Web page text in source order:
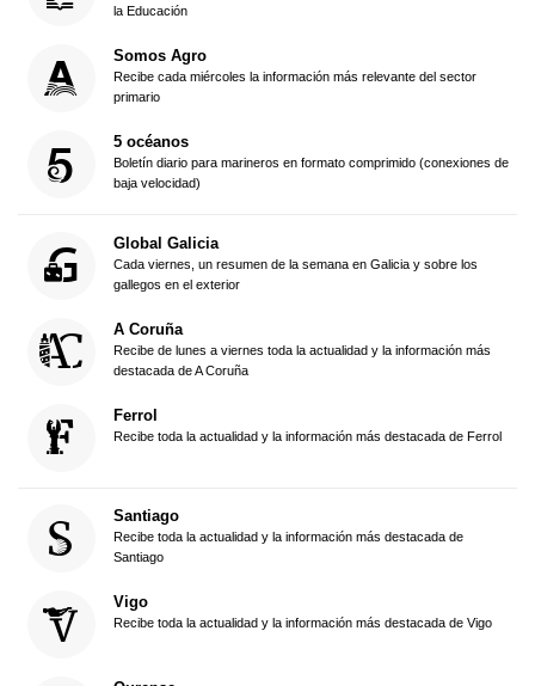
la Educación
Somos Agro
Recibe cada miércoles la información más relevante del sector
primario
5 océanos
Boletín diario para marineros en formato comprimido (conexiones de
baja velocidad)
Global Galicia
Cada viernes, un resumen de la semana en Galicia y sobre los
gallegos en el exterior
A Coruña
Recibe de lunes a viernes toda la actualidad y la información más
destacada de A Coruña
Ferrol
Recibe toda la actualidad y la información más destacada de Ferrol
Santiago
Recibe toda la actualidad y la información más destacada de
Santiago
Vigo
Recibe toda la actualidad y la información más destacada de Vigo